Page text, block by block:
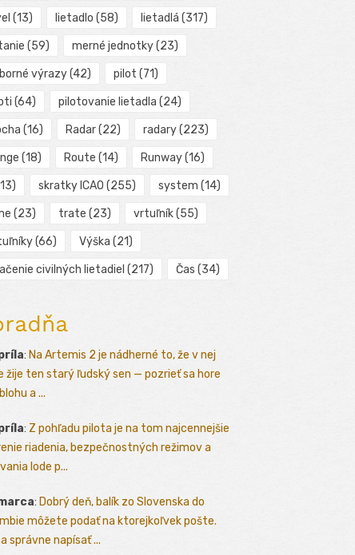
(13) lietadlo (58) lietadlá (317)
(59) merné jednotky(23)
výrazy(42) pilot (71)
(64) pilotovanie lietadla (24)
(16) Radar(22) radary(223)
(18) Route (14) Runway(16)
skratky ICAO (255) system (14)
(23) trate (23) vrtuľník(55)
(66) Výška (21)
civilných lietadiel (217) Čas (34)
: Na Artemis 2 je nádherné to, že v nej
žije ten starý ľudský sen — pozrieť sa hore
a ...
: Z pohľadu pilota je na tom najcennejšie
riadenia, bezpečnostných režimov a
lode p...
: Dobrý deň, balík zo Slovenska do
môžete podať na ktorejkoľvek pošte.
správne napísať ...